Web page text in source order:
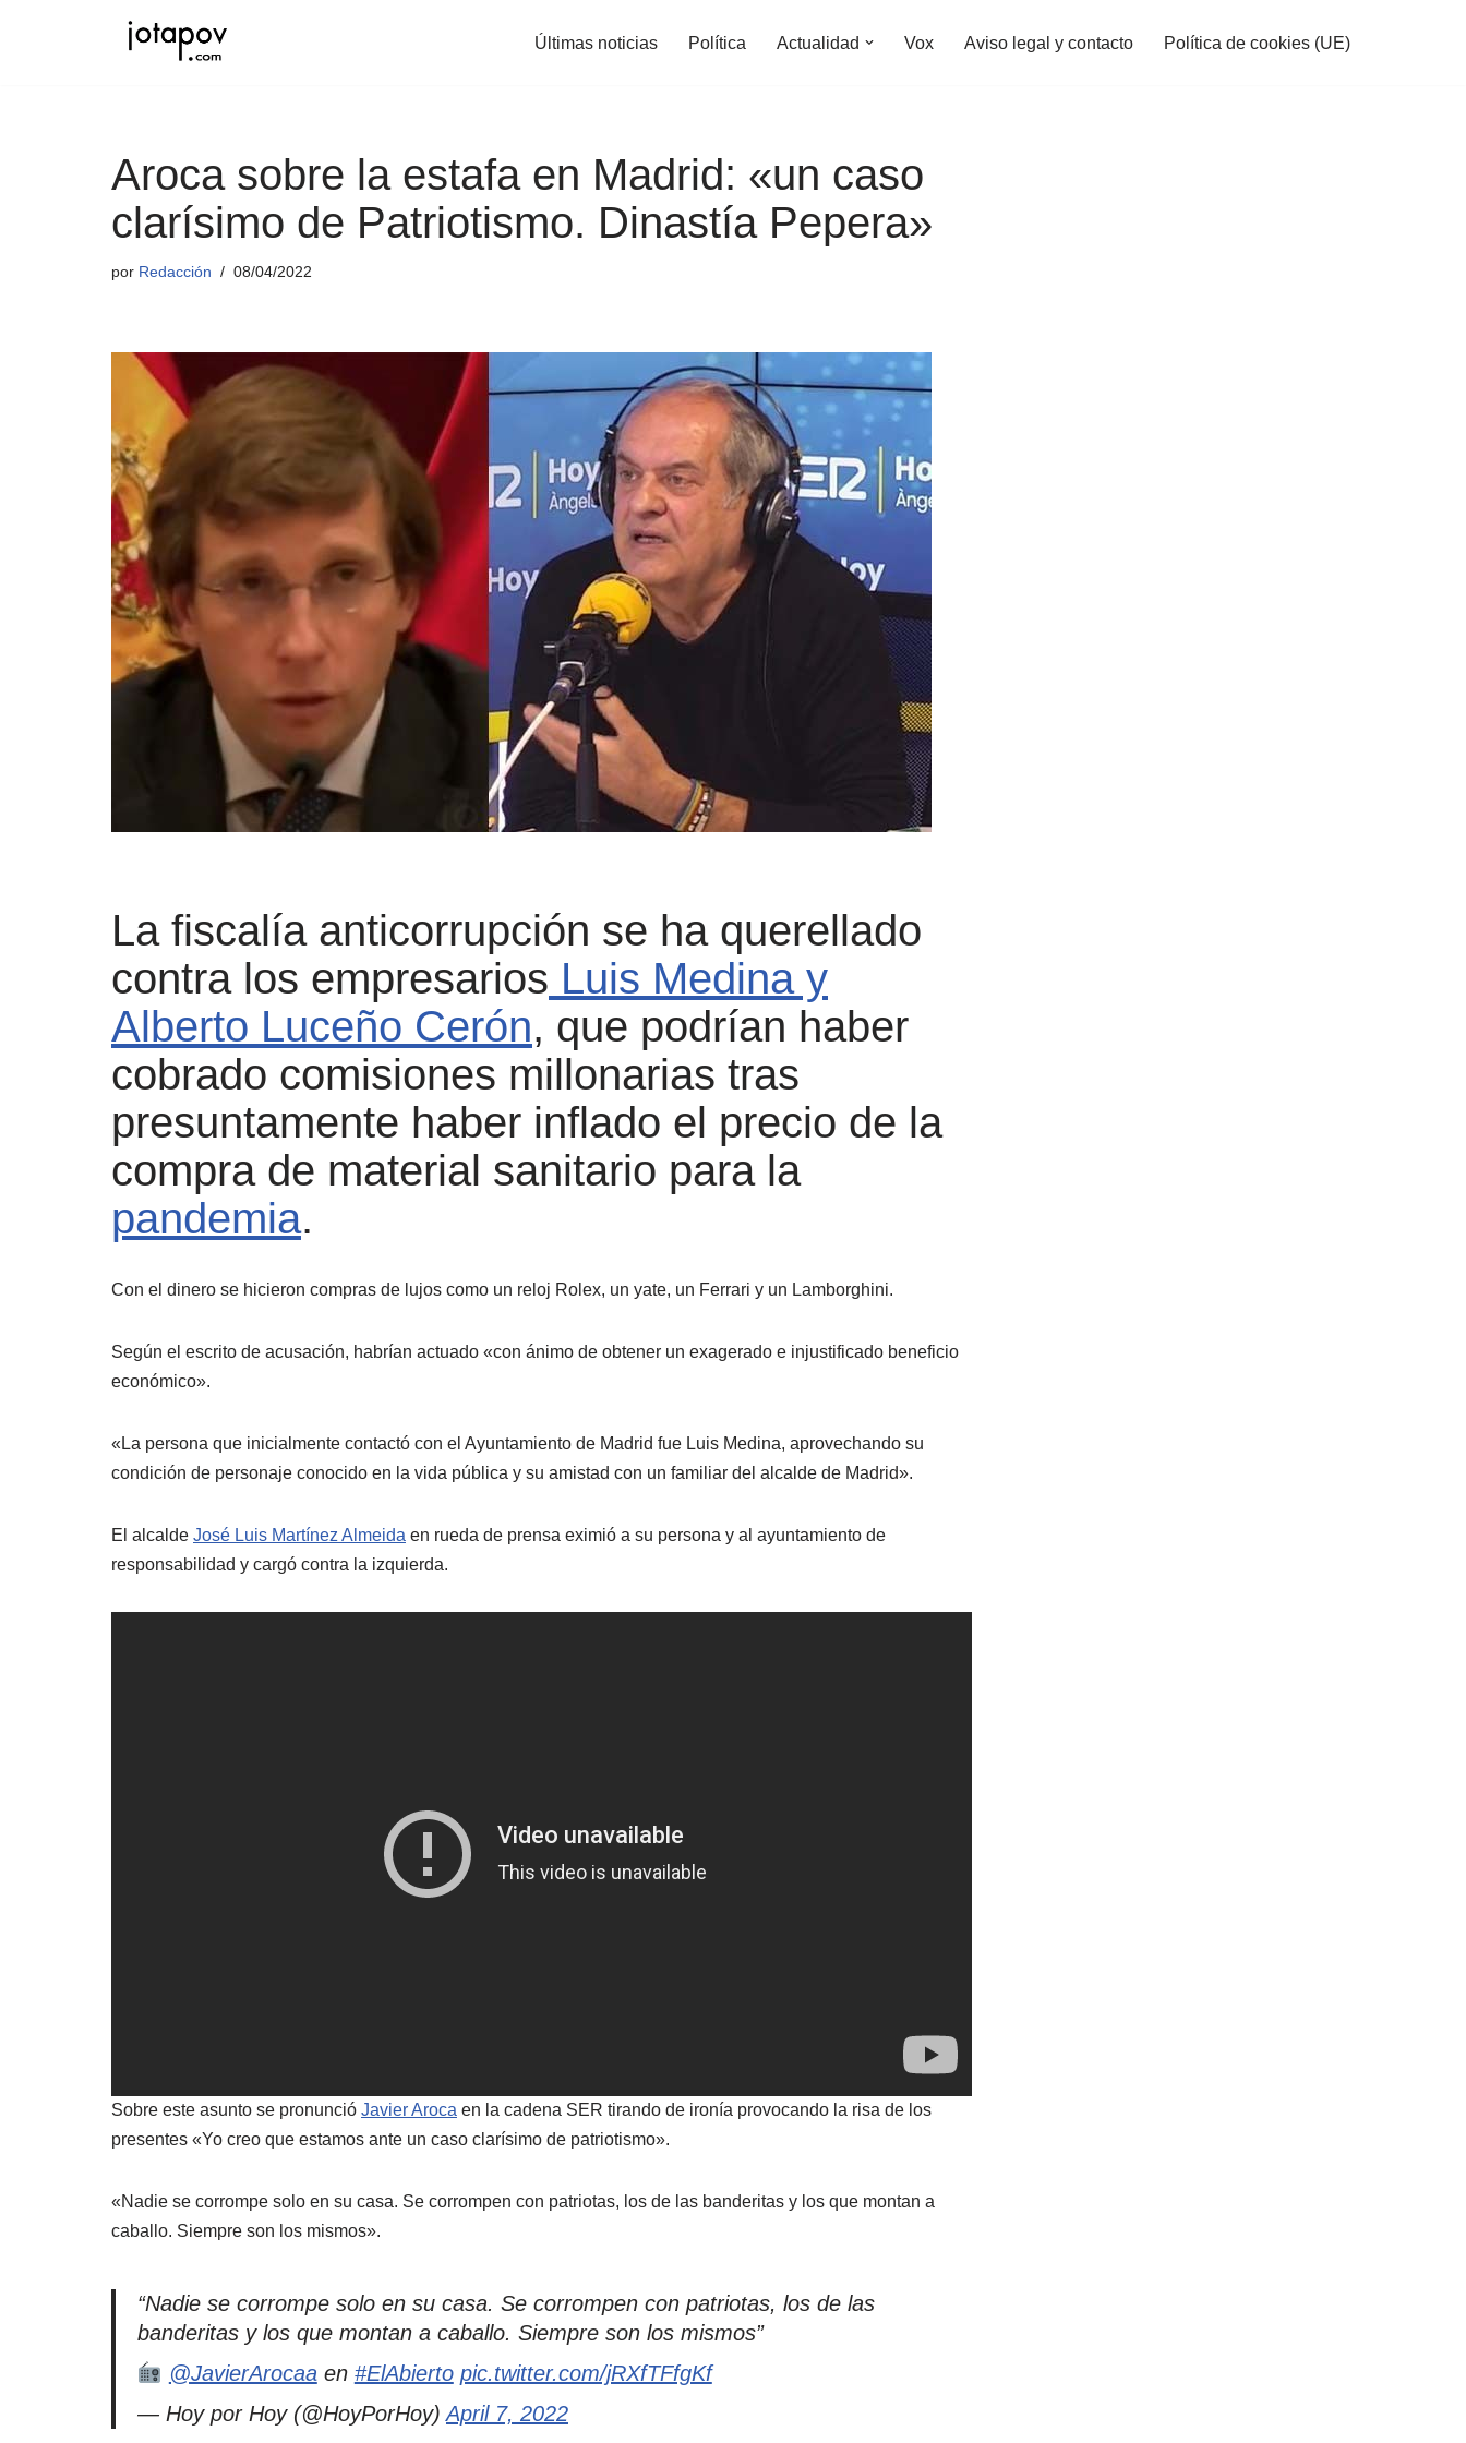
Últimas noticias Política Actualidad Vox Aviso legal y contacto Política de cookies (UE)
Aroca sobre la estafa en Madrid: «un caso
clarísimo de Patriotismo. Dinastía Pepera»
por Redacción 08/04/2022
La fiscalía anticorrupción se ha querellado
contra los empresarios Luis Medina y
Alberto Luceño Cerón, que podrían haber
cobrado comisiones millonarias tras
presuntamente haber inflado el precio de la
compra de material sanitario para la
pandemia.
Con el dinero se hicieron compras de lujos como un reloj Rolex, un yate, un Ferrari y un Lamborghini.
Según el escrito de acusación, habrían actuado «con ánimo de obtener un exagerado e injustificado beneficio
económico».
«La persona que inicialmente contactó con el Ayuntamiento de Madrid fue Luis Medina, aprovechando su
condición de personaje conocido en la vida pública y su amistad con un familiar del alcalde de Madrid».
El alcalde José Luis Martínez Almeida en rueda de prensa eximió a su persona y al ayuntamiento de
responsabilidad y cargó contra la izquierda.
Sobre este asunto se pronunció Javier Aroca en la cadena SER tirando de ironía provocando la risa de los
presentes «Yo creo que estamos ante un caso clarísimo de patriotismo».
«Nadie se corrompe solo en su casa. Se corrompen con patriotas, los de las banderitas y los que montan a
caballo. Siempre son los mismos».
“Nadie se corrompe solo en su casa. Se corrompen con patriotas, los de las
banderitas y los que montan a caballo. Siempre son los mismos”
@JavierArocaaen #ElAbierto pic.twitter.com/jRXfTFfgKf
— Hoy por Hoy (@HoyPorHoy)April 7, 2022